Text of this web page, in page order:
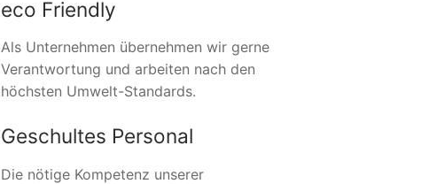
eco Friendly
Als Unternehmen übernehmen wir gerne
Verantwortung und arbeiten nach den
höchsten Umwelt-Standards.
Geschultes Personal
Die nötige Kompetenz unserer